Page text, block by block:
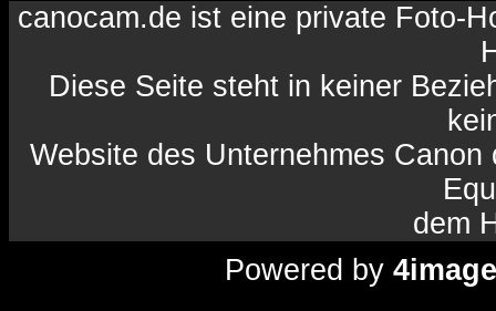
canocam.de ist eine private Foto-
Diese Seite steht in keiner
Website des Unternehmes
dem
Powered by